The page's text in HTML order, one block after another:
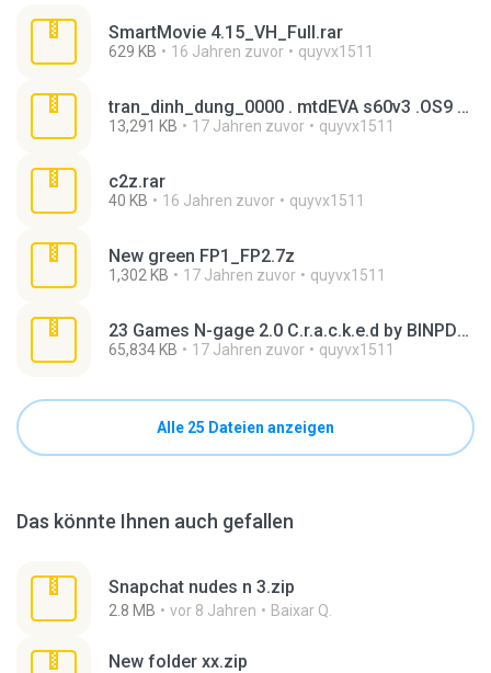
SmartMovie 4.15_VH_Full.rar
629 KB 16 Jahren zuvor quyvx1511
tran_dinh_dung_0000 . mtdEVA s60v3 .OS9 _ PDAviet.net _.rar
13,291 KB 17 Jahren zuvor quyvx1511
c2z.rar
40 KB 16 Jahren zuvor quyvx1511
New green FP1_FP2.7z
1,302 KB 17 Jahren zuvor quyvx1511
23 Games N-gage 2.0 C.r.a.c.k.e.d by BINPDA part 1.rar
65,834 KB 17 Jahren zuvor quyvx1511
Alle 25 Dateien anzeigen
Das könnte Ihnen auch gefallen
Snapchat nudes n 3.zip
2.8 MB vor 8 Jahren Baixar Q.
New folder xx.zip